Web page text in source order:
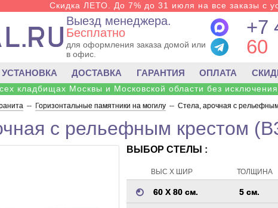
Скидка ЛЕТО. До 7% до 31 июля на все заказы с
Выезд менеджера.
Бесплатно
для оформления заказа домой или
в офис.
+7
60
УСТАНОВКА ДОСТАВКА ГАРАНТИЯ ОПЛАТА
кладбищах Москвы и Московской области без
-- Горизонтальные памятники на могилу -- Стела, арочная с
с рельефным крестом
ВЫБОР СТЕЛЫ :
ВЫС Х ШИР ТОЛЩИНА
60 Х 80 см. 5 см.